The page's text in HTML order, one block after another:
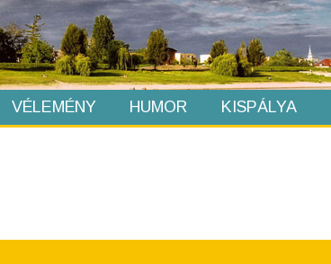
VÉLEMÉNY HUMOR KISPÁLYA